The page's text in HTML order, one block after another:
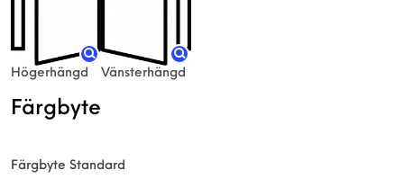
Högerhängd Vänsterhängd
Färgbyte
Färgbyte Standard